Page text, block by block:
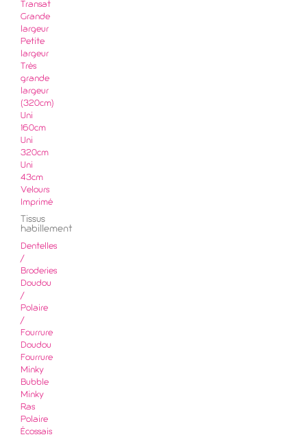
Transat
Grande
largeur
Petite
largeur
Très
grande
largeur
(320cm)
Uni
160cm
Uni
320cm
Uni
43cm
Velours
Imprimé
Tissus
habillement
Dentelles
/
Broderies
Doudou
/
Polaire
/
Fourrure
Doudou
Fourrure
Minky
Bubble
Minky
Ras
Polaire
Écossais